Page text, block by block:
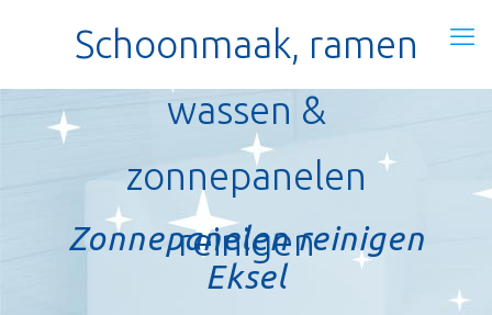
Schoonmaak, ramen
wassen &
zonnepanelen
reinigen
Zonnepanelen reinigen
Eksel